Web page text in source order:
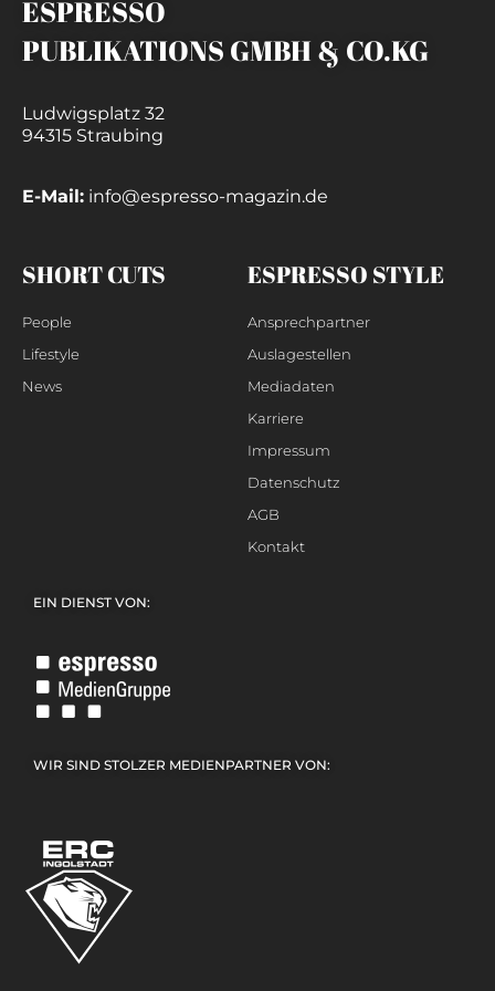
ESPRESSO
PUBLIKATIONS GMBH & CO.KG
Ludwigsplatz 32
94315 Straubing
E-Mail: info@espresso-magazin.de
SHORT CUTS
People
Lifestyle
News
ESPRESSO STYLE
Ansprechpartner
Auslagestellen
Mediadaten
Karriere
Impressum
Datenschutz
AGB
Kontakt
EIN DIENST VON:
WIR SIND STOLZER MEDIENPARTNER VON: